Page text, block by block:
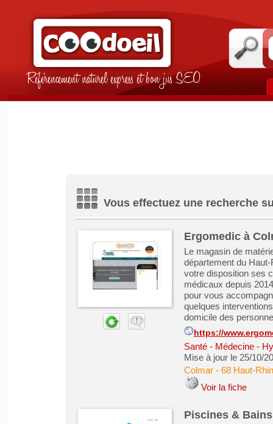
Référencement naturel express et bon jus SEO
Vous effectuez une recherche
Ergomedic à
Le magasin de
département du
votre disposition ses
médicaux depuis
pour vous
quelques
domicile des
https://
Santé - Médecine -
Mise à jour le 25/10/
Colmar- 68 Haut-Rhin
Voir la fiche
Piscines &